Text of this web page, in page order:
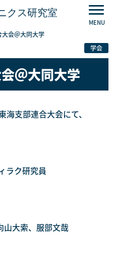
クス研究室
会＠大同大学
学会
＠大同大学
支部連合大会にて、
ラク研究員
山大索、服部文哉